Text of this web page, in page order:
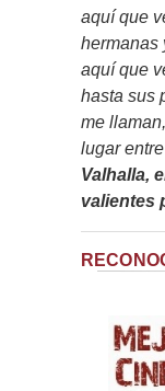
aquí que
hermanas
aquí que
hasta sus
me
lugar
Valhalla,
valientes